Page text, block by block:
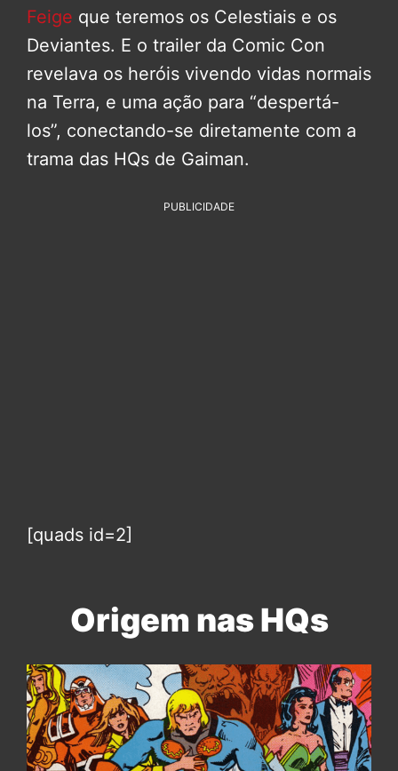
Feige que teremos os Celestiais e os
Deviantes. E o trailer da Comic Con
revelava os heróis vivendo vidas normais
na Terra, e uma ação para “despertá-
los”, conectando-se diretamente com a
trama das HQs de Gaiman.
PUBLICIDADE
[quads id=2]
Origem nas HQs